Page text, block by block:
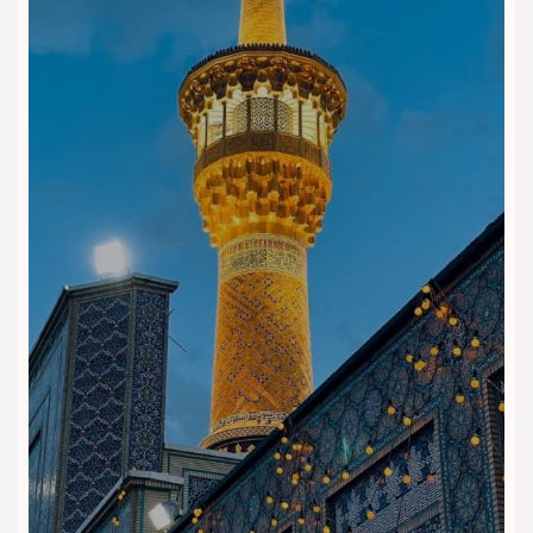
مشهد | اقامتی کامل و راحت نزدیک
هتل الماس ۱ مشهد برای زائرانی مناسب است که در سفر به مشهد،
فقط یک اتاق برای خواب نمی‌خواهند و به امکانات کامل‌تر، فضای
مرتب و خدمات رفاهی هم اهمیت می‌دهند. این هتل با امکانات
متنوع، اقامت را برای خانواده‌ها، زوج‌ها و مسافران چندروزه راحت‌تر
می‌کند.
مجموعه آبی و خدمات آرامش‌بخش
مجموعه آبی هتل الماس ۱ مشهد یکی از امکانات جذاب این هتل
است. مهمانان می‌توانند بعد از زیارت، خرید یا رفت‌وآمد شهری،
زمانی را برای آرامش، استراحت و رفع خستگی اختصاص دهند.
رستوران و کافی‌شاپ